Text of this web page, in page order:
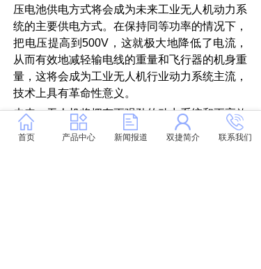
压电池供电方式将会成为未来工业无人机动力系
统的主要供电方式。在保持同等功率的情况下，
把电压提高到500V ，这就极大地降低了电流，
从而有效地减轻输电线的重量和飞行器的机身重
量，这将会成为工业无人机行业动力系统主流，
技术上具有革命性意义。
未来，无人机将拥有更强劲的动力系统和更高效
的配置，在促使各个行业良序发展的同时，也带
首页 产品中心 新闻报道 双捷简介 联系我们